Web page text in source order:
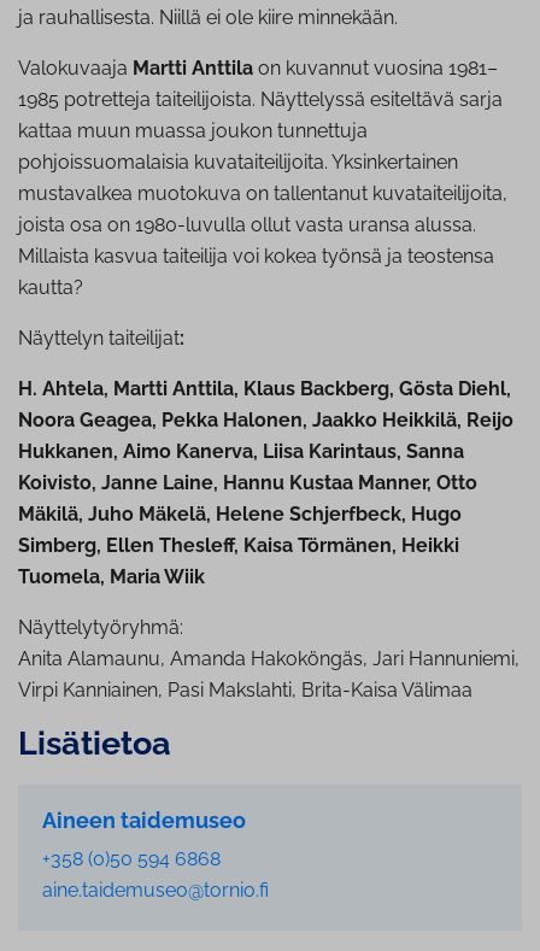
ja rauhallisesta. Niillä ei ole kiire minnekään.
Valokuvaaja Martti Anttila on kuvannut vuosina 1981–
1985 potretteja taiteilijoista. Näyttelyssä esiteltävä sarja
kattaa muun muassa joukon tunnettuja
pohjoissuomalaisia kuvataiteilijoita. Yksinkertainen
mustavalkea muotokuva on tallentanut kuvataiteilijoita,
joista osa on 1980-luvulla ollut vasta uransa alussa.
Millaista kasvua taiteilija voi kokea työnsä ja teostensa
kautta?
Näyttelyn taiteilijat:
H. Ahtela, Martti Anttila, Klaus Backberg, Gösta Diehl,
Noora Geagea, Pekka Halonen, Jaakko Heikkilä, Reijo
Hukkanen, Aimo Kanerva, Liisa Karintaus, Sanna
Koivisto, Janne Laine, Hannu Kustaa Manner, Otto
Mäkilä, Juho Mäkelä, Helene Schjerfbeck, Hugo
Simberg, Ellen Thesleff, Kaisa Törmänen, Heikki
Tuomela, Maria Wiik
Näyttelytyöryhmä:
Anita Alamaunu, Amanda Hakoköngäs, Jari Hannuniemi,
Virpi Kanniainen, Pasi Makslahti, Brita-Kaisa Välimaa
Lisätietoa
Aineen taidemuseo
+358 (0)50 594 6868
aine.taidemuseo@tornio.fi